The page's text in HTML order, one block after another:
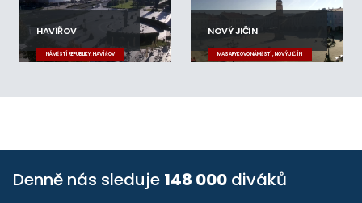
HAVÍŘOV
NÁMĚSTÍ REPUBLIKY, HAVÍŘOV
NOVÝ JIČÍN
MASARYKOVO NÁMĚSTÍ, NOVÝ JIČÍN
Denně nás sleduje 148 000 diváků